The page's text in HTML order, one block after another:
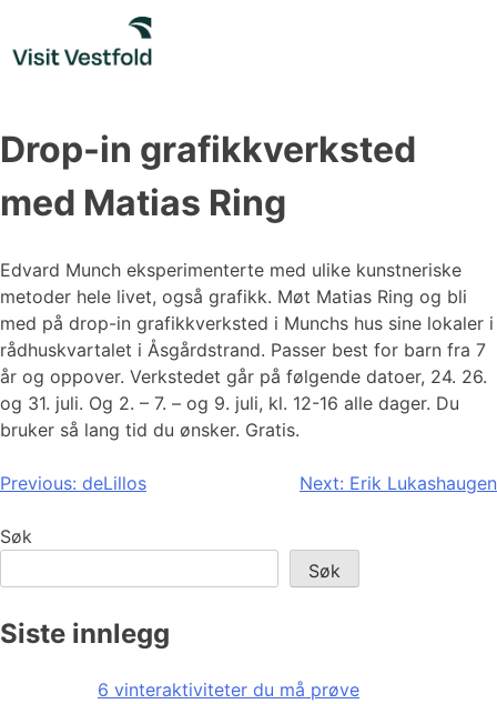
content
Drop-in grafikkverksted
med Matias Ring
Edvard Munch eksperimenterte med ulike kunstneriske
metoder hele livet, også grafikk. Møt Matias Ring og bli
med på drop-in grafikkverksted i Munchs hus sine lokaler i
rådhuskvartalet i Åsgårdstrand. Passer best for barn fra 7
år og oppover. Verkstedet går på følgende datoer, 24. 26.
og 31. juli. Og 2. – 7. – og 9. juli, kl. 12-16 alle dager. Du
bruker så lang tid du ønsker. Gratis.
Innleggsnavigasjon
Previous: deLillos Next: Erik Lukashaugen
Søk
Søk
Siste innlegg
6 vinteraktiviteter du må prøve